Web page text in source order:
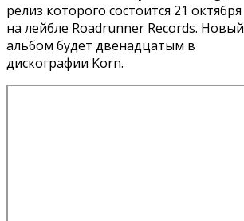
релиз которого состоится 21 октября
на лейбле Roadrunner Records. Новый
альбом будет двенадцатым в
дискографии Korn.